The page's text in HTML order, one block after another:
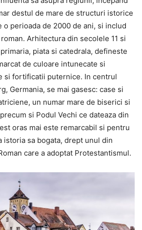
destul de mare de structuri istorice
perioada de 2000 de ani, si includ
Arhitectura din secolele 11 si
piata si catedrala, defineste
de culoare intunecate si
si fortificatii puternice. In centrul
Germania, se mai gasesc: case si
un numar mare de biserici si
si Podul Vechi ce dateaza din
oras mai este remarcabil si pentru
istoria sa bogata, drept unul din
care a adoptat Protestantismul.